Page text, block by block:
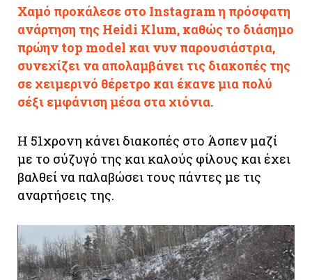
Χαμό προκάλεσε στο Instagram η πρόσφατη
ανάρτηση της Heidi Klum, καθώς το διάσημο
πρώην top model και νυν παρουσιάστρια,
συνεχίζει να απολαμβάνει τις διακοπές της
σε χειμερινό θέρετρο και έκανε μια πολύ
σέξι εμφάνιση μέσα στα χιόνια.
Η 51χρονη κάνει διακοπές στο Άσπεν μαζί
με το σύζυγό της και καλούς φίλους και έχει
βαλθεί να παλαβώσει τους πάντες με τις
αναρτήσεις της.